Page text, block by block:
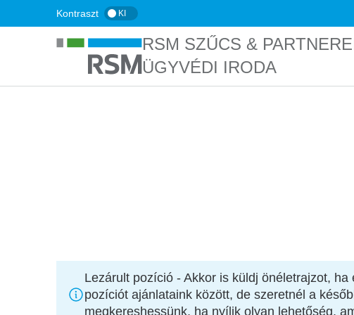
a
tartalomra
Kontraszt KI
RSM SZŰCS &
ÜGYVÉDI IRODA
Lezárult pozíció - Akkor is küldj önéletrajzot,
pozíciót ajánlataink között, de szeretnél a
megkereshessünk, ha nyílik olyan lehetőség,